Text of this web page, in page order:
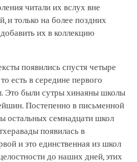
читали их вслух вне
и только на более поздних
их в коллекцию
появились спустя четыре
есть в середине первого
Это были сутры хинаяны школы
Постепенно в письменной
остальных семнадцати школ
появилась в
и это единственная из школ
до наших дней, этих